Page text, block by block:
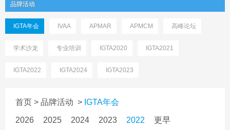
品牌活动
IGTA年会 IVAA APMAR APMCM 高峰论坛
学术沙龙 专业培训 IGTA2020 IGTA2021
IGTA2022 IGTA2024 IGTA2023
首页 > 品牌活动 > IGTA年会
2026 2025 2024 2023 2022 更早